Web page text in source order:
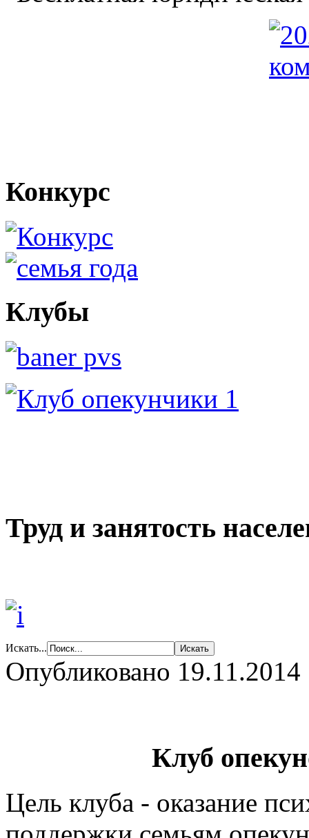
Конкурс
Клубы
Труд и занятость
Искать...
Опубликовано 19.11.2014
Клуб
Цель клуба - оказание